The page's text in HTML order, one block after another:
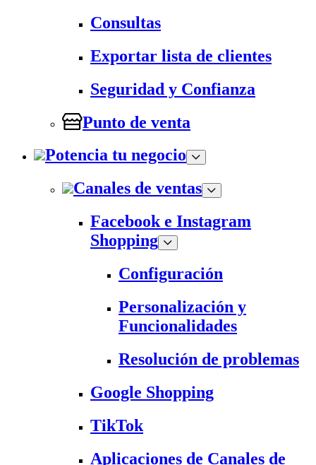
Consultas
Exportar lista de clientes
Seguridad y Confianza
Punto de venta
Potencia tu negocio
Canales de ventas
Facebook e Instagram
Shopping
Configuración
Personalización y
Funcionalidades
Resolución de problemas
Google Shopping
TikTok
Aplicaciones de Canales de